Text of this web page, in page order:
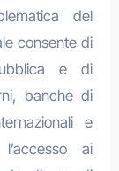
del
consente di
e di
banche di
e
ai